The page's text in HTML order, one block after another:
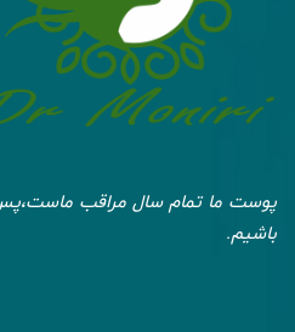
پوست ما تمام سال مراقب
باشیم.